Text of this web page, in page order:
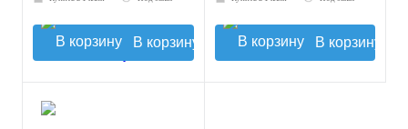
В корзину В корзину